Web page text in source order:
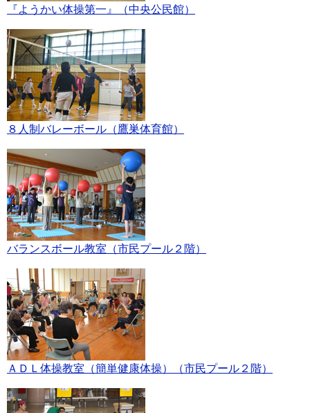
『ようかい体操第一』（中央公民館）
８人制バレーボール（鷹巣体育館）
バランスボール教室（市民プール２階）
ＡＤＬ体操教室（簡単健康体操）（市民プール２階）